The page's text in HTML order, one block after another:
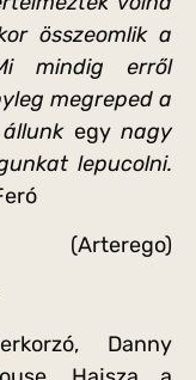
összeomlik a
mindig erről
megreped a
egynagy
lepucolni.
(Arterego)
Danny